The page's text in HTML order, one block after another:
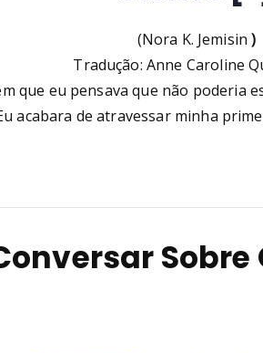
(Nora K. Jemisin )
Tradução: Anne Caroline
que eu pensava que não poderia
acabara de atravessar minha
Sobre